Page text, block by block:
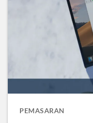
PEMASARAN